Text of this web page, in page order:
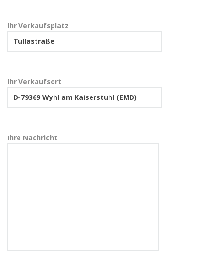
Ihr Verkaufsplatz
Ihr Verkaufsort
Ihre Nachricht